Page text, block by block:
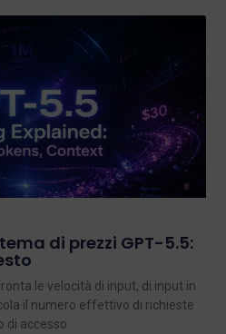
di prezzi GPT-5.5:
le velocità di input, di input in
il numero effettivo di richieste
di accesso.